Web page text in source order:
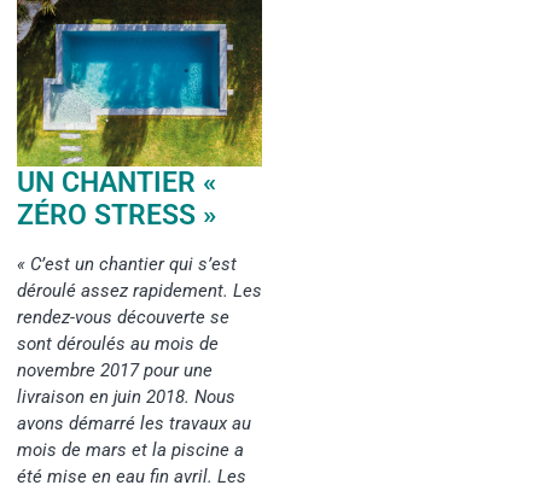
UN CHANTIER «
ZÉRO STRESS »
« C’est un chantier qui s’est
déroulé assez rapidement. Les
rendez-vous découverte se
sont déroulés au mois de
novembre 2017 pour une
livraison en juin 2018. Nous
avons démarré les travaux au
mois de mars et la piscine a
été mise en eau fin avril. Les